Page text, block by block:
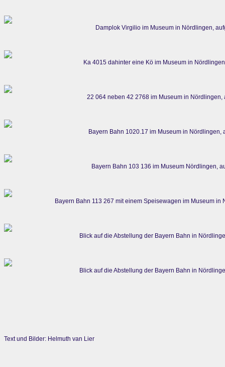
Damplok Virgilio im Museum in Nördlingen,
Ka 4015 dahinter eine Kö im Museum in
22 064 neben 42 2768 im Museum in Nördlingen,
Bayern Bahn 1020.17 im Museum in Nördlingen,
Bayern Bahn 103 136 im Museum Nördlingen,
Bayern Bahn 113 267 mit einem Speisewagen im Museum
Blick auf die Abstellung der Bayern Bahn in
Blick auf die Abstellung der Bayern Bahn in
Text und Bilder: Helmuth van Lier